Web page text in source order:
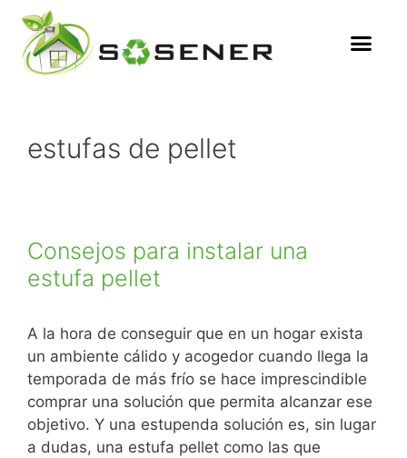
estufas de pellet
Consejos para instalar una
estufa pellet
A la hora de conseguir que en un hogar exista
un ambiente cálido y acogedor cuando llega la
temporada de más frío se hace imprescindible
comprar una solución que permita alcanzar ese
objetivo. Y una estupenda solución es, sin lugar
a dudas, una estufa pellet como las que